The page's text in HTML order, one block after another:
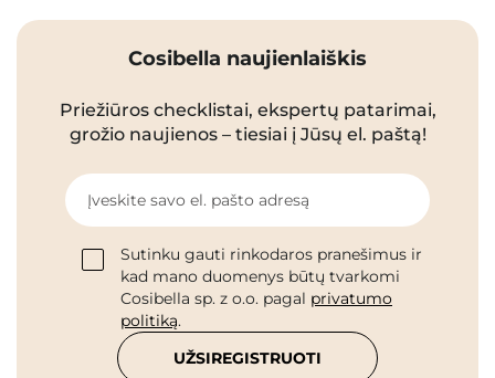
Cosibella naujienlaiškis
Priežiūros checklistai, ekspertų patarimai,
grožio naujienos – tiesiai į Jūsų el. paštą!
Įveskite savo el. pašto adresą
Sutinku gauti rinkodaros pranešimus ir
kad mano duomenys būtų tvarkomi
Cosibella sp. z o.o. pagal privatumo
politiką.
UŽSIREGISTRUOTI